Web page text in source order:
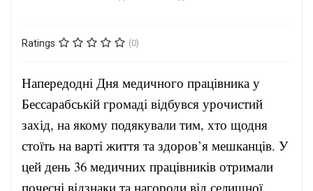
Ratings (0)
Напередодні Дня медичного працівника у
Бессарабській громаді відбувся урочистий
захід, на якому подякували тим, хто щодня
стоїть на варті життя та здоров’я мешканців. У
цей день 36 медичних працівників отримали
почесні відзнаки та нагороди від селищної